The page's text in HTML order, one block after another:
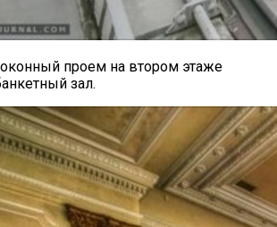
проем на втором этаже
зал.